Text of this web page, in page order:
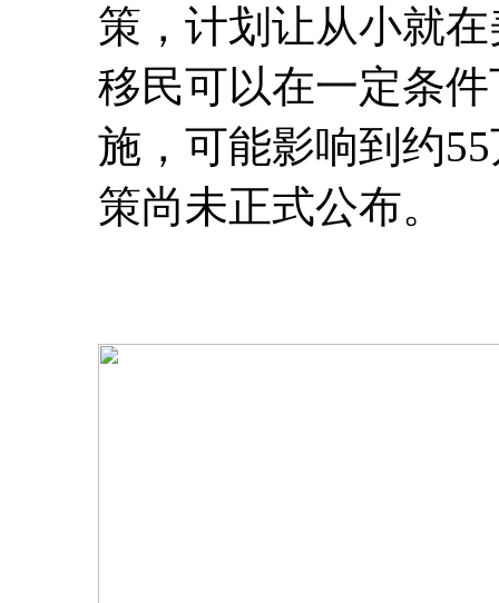
策，计划让从小就
移民可以在一定条
施，可能影响到约
策尚未正式公布。